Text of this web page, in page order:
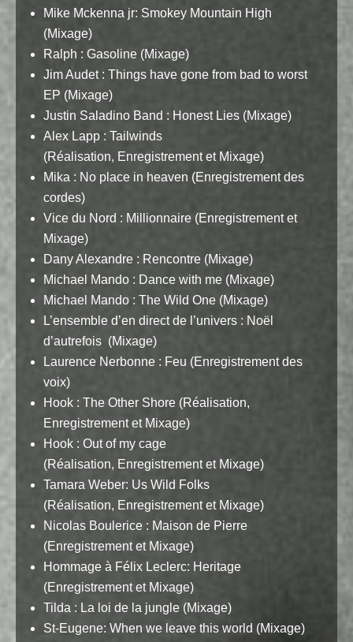
Mike Mckenna jr: Smokey Mountain High
(Mixage)
Ralph : Gasoline (Mixage)
Jim Audet : Things have gone from bad to worst
EP (Mixage)
Justin Saladino Band : Honest Lies (Mixage)
Alex Lapp : Tailwinds
(Réalisation, Enregistrement et Mixage)
Mika : No place in heaven (Enregistrement des
cordes)
Vice du Nord : Millionnaire (Enregistrement et
Mixage)
Dany Alexandre : Rencontre (Mixage)
Michael Mando : Dance with me (Mixage)
Michael Mando : The Wild One (Mixage)
L’ensemble d’en direct de l’univers : Noël
d’autrefois (Mixage)
Laurence Nerbonne : Feu (Enregistrement des
voix)
Hook : The Other Shore (Réalisation,
Enregistrement et Mixage)
Hook : Out of my cage
(Réalisation, Enregistrement et Mixage)
Tamara Weber: Us Wild Folks
(Réalisation, Enregistrement et Mixage)
Nicolas Boulerice : Maison de Pierre
(Enregistrement et Mixage)
Hommage à Félix Leclerc: Heritage
(Enregistrement et Mixage)
Tilda : La loi de la jungle (Mixage)
St-Eugene: When we leave this world (Mixage)